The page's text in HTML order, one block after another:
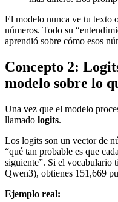
El modelo nunca ve tu texto
números. Todo su
aprendió sobre cómo esos
Concepto 2:
modelo sobre lo
Una vez que el modelo
llamado logits.
Los logits son un vector de
“qué tan probable es que
siguiente”. Si el vocabulario
Qwen3), obtienes 151,669
Ejemplo real: